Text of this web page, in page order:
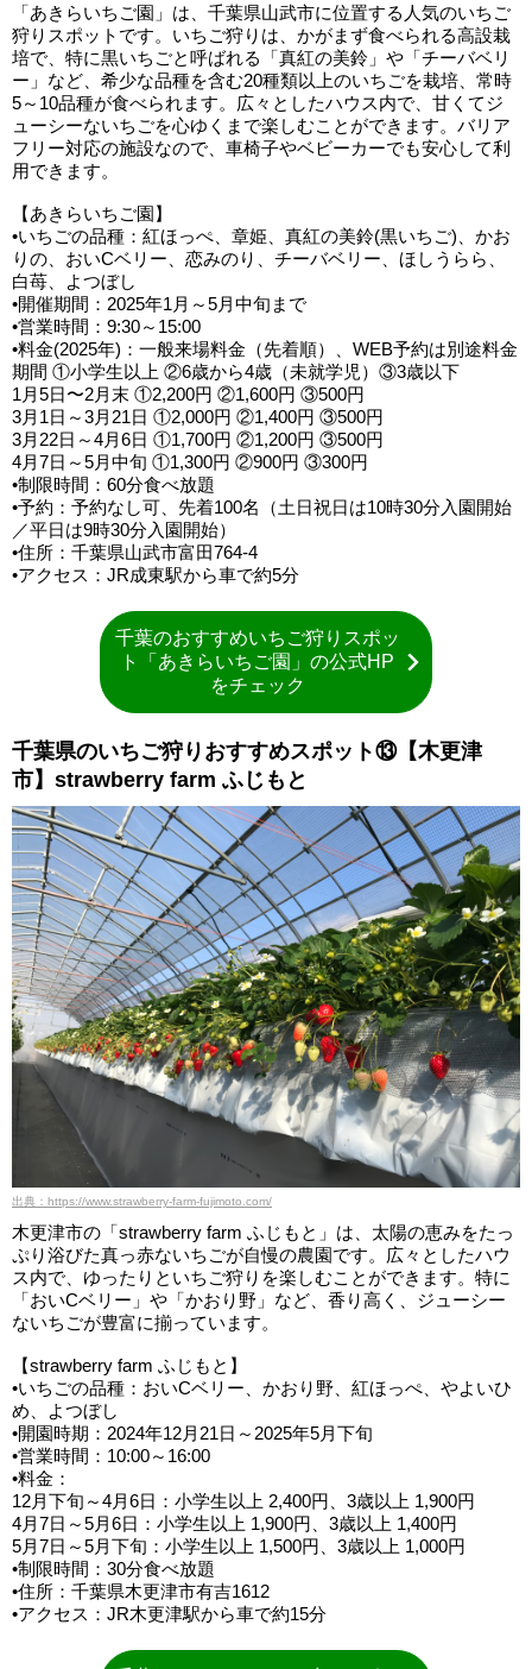
「あきらいちご園」は、千葉県山武市に位置する人気のいちご
狩りスポットです。いちご狩りは、かがまず食べられる高設栽
培で、特に黒いちごと呼ばれる「真紅の美鈴」や「チーバベリ
ー」など、希少な品種を含む20種類以上のいちごを栽培、常時
5～10品種が食べられます。広々としたハウス内で、甘くてジ
ューシーないちごを心ゆくまで楽しむことができます。バリア
フリー対応の施設なので、車椅子やベビーカーでも安心して利
用できます。
【あきらいちご園】
•いちごの品種：紅ほっぺ、章姫、真紅の美鈴(黒いちご)、かお
りの、おいCベリー、恋みのり、チーバベリー、ほしうらら、
白苺、よつぼし
•開催期間：2025年1月～5月中旬まで
•営業時間：9:30～15:00
•料金(2025年)：一般来場料金（先着順）、WEB予約は別途料金
期間 ①小学生以上 ②6歳から4歳（未就学児）③3歳以下
1月5日〜2月末 ①2,200円 ②1,600円 ③500円
3月1日～3月21日 ①2,000円 ②1,400円 ③500円
3月22日～4月6日 ①1,700円 ②1,200円 ③500円
4月7日～5月中旬 ①1,300円 ②900円 ③300円
•制限時間：60分食べ放題
•予約：予約なし可、先着100名（土日祝日は10時30分入園開始
／平日は9時30分入園開始）
•住所：千葉県山武市富田764-4
•アクセス：JR成東駅から車で約5分
千葉のおすすめいちご狩りスポッ
ト「あきらいちご園」の公式HP
をチェック
千葉県のいちご狩りおすすめスポット⑬【木更津
市】strawberry farm ふじもと
出典：https://www.strawberry-farm-fujimoto.com/
木更津市の「strawberry farm ふじもと」は、太陽の恵みをたっ
ぷり浴びた真っ赤ないちごが自慢の農園です。広々としたハウ
ス内で、ゆったりといちご狩りを楽しむことができます。特に
「おいCベリー」や「かおり野」など、香り高く、ジューシー
ないちごが豊富に揃っています。
【strawberry farm ふじもと】
•いちごの品種：おいCベリー、かおり野、紅ほっぺ、やよいひ
め、よつぼし
•開園時期：2024年12月21日～2025年5月下旬
•営業時間：10:00～16:00
•料金：
12月下旬～4月6日：小学生以上 2,400円、3歳以上 1,900円
4月7日～5月6日：小学生以上 1,900円、3歳以上 1,400円
5月7日～5月下旬：小学生以上 1,500円、3歳以上 1,000円
•制限時間：30分食べ放題
•住所：千葉県木更津市有吉1612
•アクセス：JR木更津駅から車で約15分